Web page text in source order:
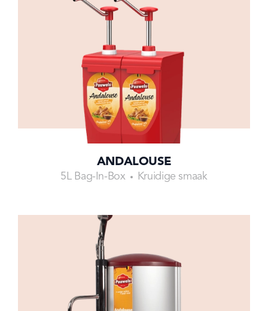
ANDALOUSE
5L Bag-In-Box Kruidige smaak